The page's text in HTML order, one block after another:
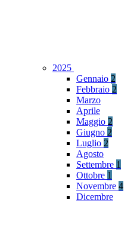
2025
Gennaio 2
Febbraio 2
Marzo
Aprile
Maggio 2
Giugno 2
Luglio 2
Agosto
Settembre 1
Ottobre 1
Novembre 4
Dicembre